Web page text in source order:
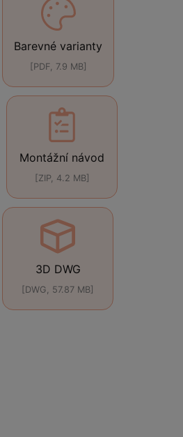
Barevné varianty
[PDF, 7.9 MB]
Montážní návod
[ZIP, 4.2 MB]
3D DWG
[DWG, 57.87 MB]